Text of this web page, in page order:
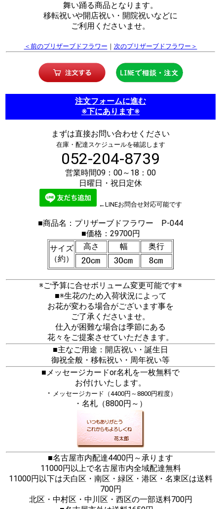
舞い踊る商品となります。
移転祝いや開店祝い・開院祝いなどに
ご利用くださいませ。
＜前のプリザーブドフラワー ｜ 次のプリザーブドフラワー＞
注文フォームに進む
※下にあります※
まずは直接お問い合わせください
在庫・配達スケジュールを確認します
052-204-8739
営業時間09：00～18：00
日曜日・祝日定休
←LINEお問合せ対応可能です
■商品名：プリザーブドフラワー P-044
■価格：29700円
サイズ
（約）
高さ 幅 奥行
※ご予算に合せボリューム変更可能です※
■※生花のため入荷状況によって
お花が変わる場合がございます事を
ご了承くださいませ。
仕入が困難な場合は季節にある
花々をご提案させていただきます。
■主なご用途：開店祝い・誕生日
御祝全般・移転祝い・周年祝い等
■メッセージカードor名札を一枚無料で
お付けいたします。
・ メッセージカード（4400円～8800円程度）
・名札（8800円～）
■名古屋市内配達4400円～承ります
11000円以上で名古屋市内全域配達無料
11000円以下は天白区・南区・緑区・港区・名東区は送料
700円
北区・中村区・中川区・西区の一部送料700円